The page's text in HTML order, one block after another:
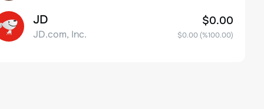
JD
JD.com, Inc.
$0.00
$0.00(%100.00)